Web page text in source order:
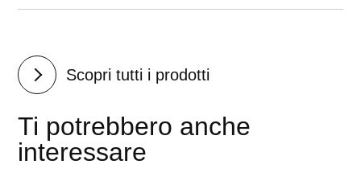
Ti potrebbero anche
interessare
Scopri tutti i prodotti